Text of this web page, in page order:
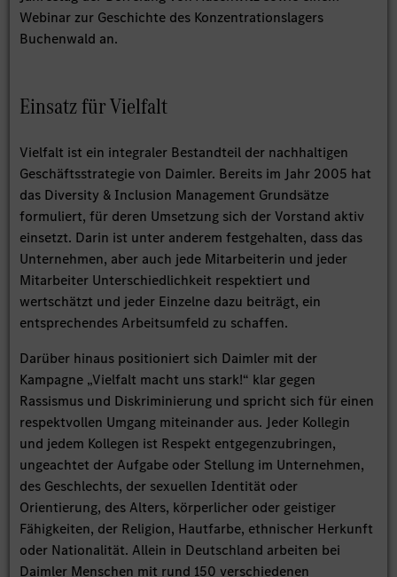
Webinar zur Geschichte des Konzentrationslagers
Buchenwald an.
Einsatz für Vielfalt
Vielfalt ist ein integraler Bestandteil der nachhaltigen
Geschäftsstrategie von Daimler. Bereits im Jahr 2005 hat
das Diversity & Inclusion Management Grundsätze
formuliert, für deren Umsetzung sich der Vorstand aktiv
einsetzt. Darin ist unter anderem festgehalten, dass das
Unternehmen, aber auch jede Mitarbeiterin und jeder
Mitarbeiter Unterschiedlichkeit respektiert und
wertschätzt und jeder Einzelne dazu beiträgt, ein
entsprechendes Arbeitsumfeld zu schaffen.
Darüber hinaus positioniert sich Daimler mit der
Kampagne „Vielfalt macht uns stark!“ klar gegen
Rassismus und Diskriminierung und spricht sich für einen
respektvollen Umgang miteinander aus. Jeder Kollegin
und jedem Kollegen ist Respekt entgegenzubringen,
ungeachtet der Aufgabe oder Stellung im Unternehmen,
des Geschlechts, der sexuellen Identität oder
Orientierung, des Alters, körperlicher oder geistiger
Fähigkeiten, der Religion, Hautfarbe, ethnischer Herkunft
oder Nationalität. Allein in Deutschland arbeiten bei
Daimler Menschen mit rund 150 verschiedenen